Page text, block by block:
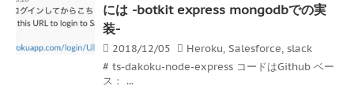
には -botkit express mongodbでの実
装-
2018/12/05 Heroku, Salesforce, slack
# ts-dakoku-node-express コードはGithub ベー
ス： ...